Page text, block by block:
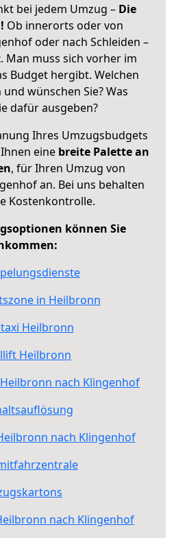
bei jedem Umzug – Die
Ob innerorts oder von
oder nach Schleiden –
. Man muss sich vorher im
Budget hergibt. Welchen
wünschen Sie? Was
dafür ausgeben?
Ihres Umzugsbudgets
eine breite Palette an
, für Ihren Umzug von
an. Bei uns behalten
Kostenkontrolle.
können Sie
in Heilbronn
Heilbronn
Heilbronn
nach Klingenhof
nach Klingenhof
nach Klingenhof